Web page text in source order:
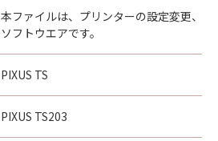
本ファイルは、プリンターの設定変更、
ソフトウエアです。
PIXUS TS
PIXUS TS203